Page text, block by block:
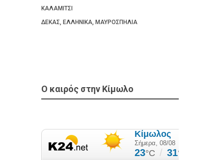
ΚΑΛΑΜΙΤΣΙ
ΔΕΚΑΣ, ΕΛΛΗΝΙΚΑ, ΜΑΥΡΟΣΠΗΛΙΑ
Ο καιρός στην Κίμωλο